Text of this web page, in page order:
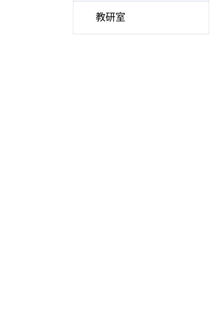
教研室